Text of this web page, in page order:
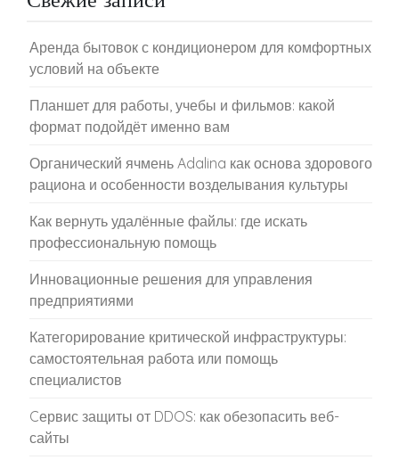
Аренда бытовок с кондиционером для комфортных
условий на объекте
Планшет для работы, учебы и фильмов: какой
формат подойдёт именно вам
Органический ячмень Adalina как основа здорового
рациона и особенности возделывания культуры
Как вернуть удалённые файлы: где искать
профессиональную помощь
Инновационные решения для управления
предприятиями
Категорирование критической инфраструктуры:
самостоятельная работа или помощь
специалистов
Cервис защиты от DDOS: как обезопасить веб-
сайты